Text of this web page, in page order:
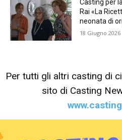
Casting per
Rai «La
neonata di
18 Giugno 2026
Per tutti gli altri casting di
sito di Casting